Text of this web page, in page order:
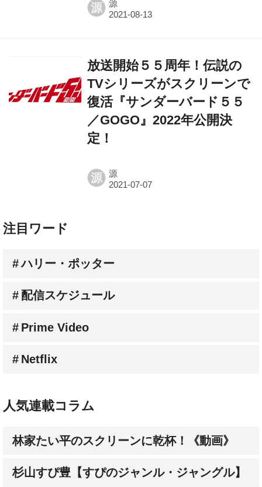
源 源
放送開始５５周年！伝説の
TVシリーズがスクリーンで
復活『サンダーバード５５
／GOGO』2022年公開決
定！
源 源
注目ワード
ハリー・ポッター
配信スケジュール
Prime Video
Netflix
人気連載コラム
林家たい平のスクリーンに乾杯！《動画》
杉山すぴ豊【すぴのジャンル・ジャングル】